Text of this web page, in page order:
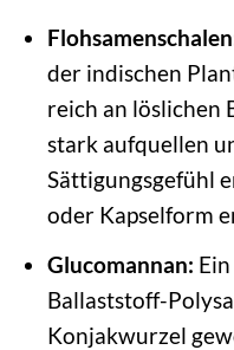
der indischen
reich an löslichen
stark aufquellen
Sättigungsgefühl
oder Kapselform
Glucomannan:
Ballaststoff-
Konjakwurzel